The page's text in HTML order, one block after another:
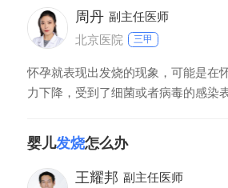
欲不振等症状。如果处于月经期时盆
周丹 副主任医师
北京医院
三甲
怀孕就表现出发烧的现象，可能是在
力下降，受到了细菌或者病毒的感染
多注意休息，一般不需要特殊治疗。
5，要及时去医院检查，在医生的指导
疗，在康复期间要注意多休息，多喝
婴儿发烧怎么办
王耀邦 副主任医师